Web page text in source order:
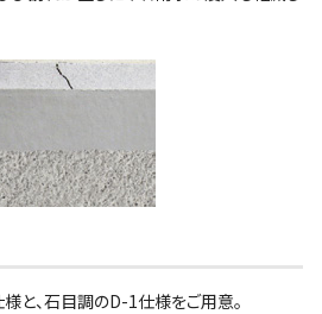
と、石目調のD-1仕様をご用意。